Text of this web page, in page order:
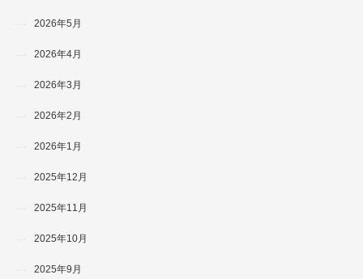
2026年5月
2026年4月
2026年3月
2026年2月
2026年1月
2025年12月
2025年11月
2025年10月
2025年9月